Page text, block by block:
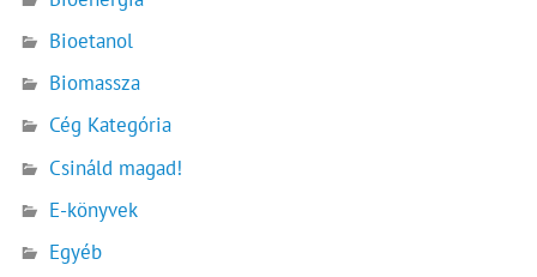
Bioetanol
Biomassza
Cég Kategória
Csináld magad!
E-könyvek
Egyéb